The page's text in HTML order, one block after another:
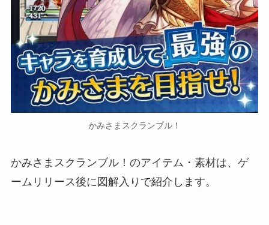
かみさまスクランブル！
かみさまスクランブル！のアイテム・素材は、ゲ
ームリリース後に図解入りで紹介します。